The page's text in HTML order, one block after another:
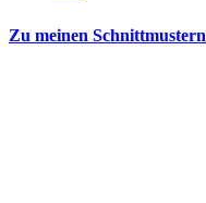
Zu meinen Schnittmustern